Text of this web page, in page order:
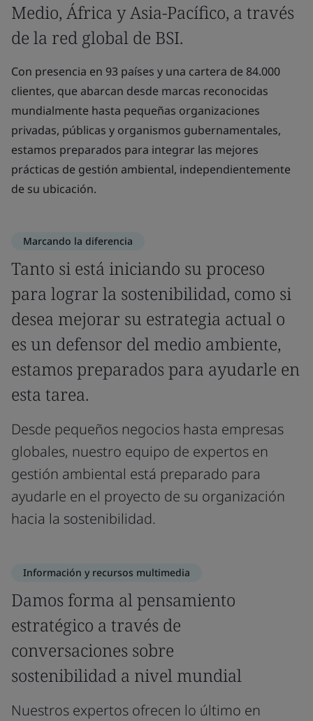
Medio, África y Asia-Pacífico, a través
de la red global de BSI.
Con presencia en 93 países y una cartera de 84.000
clientes, que abarcan desde marcas reconocidas
mundialmente hasta pequeñas organizaciones
privadas, públicas y organismos gubernamentales,
estamos preparados para integrar las mejores
prácticas de gestión ambiental, independientemente
de su ubicación.
Marcando la diferencia
Tanto si está iniciando su proceso
para lograr la sostenibilidad, como si
desea mejorar su estrategia actual o
es un defensor del medio ambiente,
estamos preparados para ayudarle en
esta tarea.
Desde pequeños negocios hasta empresas
globales, nuestro equipo de expertos en
gestión ambiental está preparado para
ayudarle en el proyecto de su organización
hacia la sostenibilidad.
Información y recursos multimedia
Damos forma al pensamiento
estratégico a través de
conversaciones sobre
sostenibilidad a nivel mundial
Nuestros expertos ofrecen lo último en